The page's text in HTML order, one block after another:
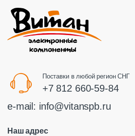
Поставки в любой регион СНГ
+7 812 660-59-84
e-mail: info@vitanspb.ru
Наш адрес